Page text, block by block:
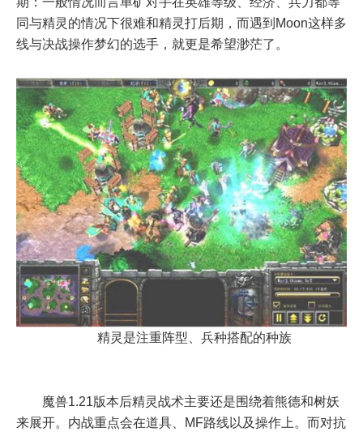
同与精灵的情况下很难和精灵打后期，而遇到Moon这样多
线与决战操作梦幻的选手，就更是希望渺茫了。
精灵是注重阵型、兵种搭配的种族
魔兽1.21版本后精灵战术主要还是围绕着熊德和树妖
来展开。内战重点会在道具、MF路线以及操作上。而对抗